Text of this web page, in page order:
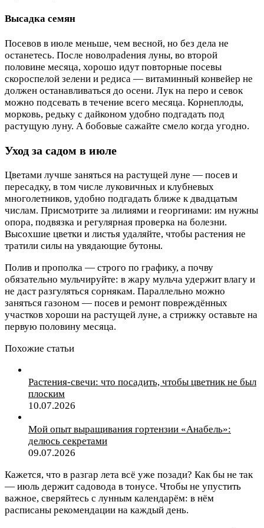
Высадка семян
Посевов в июле меньше, чем весной, но без дела не
останетесь. После новолpadения луны, во второй
половине месяца, хорошо идут повторные посевы
скороспелой зелени и редиса — витаминный конвейер не
должен останавливаться до осени. Лук на перо и севок
можно подсевать в течение всего месяца. Корнеплоды,
морковь, редьку с дайконом удобно подгадать под
растущую луну. А бобовые сажайте смело когда угодно.
Уход за садом в июле
Цветами лучше заняться на растущей луне — посев и
пересадку, в том числе луковичных и клубневых
многолетников, удобно подгадать ближе к двадцатым
числам. Присмотрите за лилиями и георгинами: им нужны
опора, подвязка и регулярная проверка на болезни.
Высохшие цветки и листья удаляйте, чтобы растения не
тратили силы на увядающие бутоны.
Полив и прополка — строго по графику, а почву
обязательно мульчируйте: в жару мульча удержит влагу и
не даст разгуляться сорнякам. Параллельно можно
заняться газоном — посев и ремонт повреждённых
участков хороши на растущей луне, а стрижку оставьте на
первую половину месяца.
Похожие статьи
Растения-свечи: что посадить, чтобы цветник не был
плоским
10.07.2026
Мой опыт выращивания гортензии «Анабель»:
делюсь секретами
09.07.2026
Кажется, что в разгар лета всё уже позади? Как бы не так
— июль держит садовода в тонусе. Чтобы не упустить
важное, сверяйтесь с лунным календарём: в нём
расписаны рекомендации на каждый день.